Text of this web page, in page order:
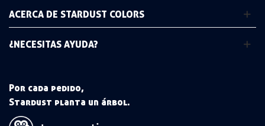
ACERCA DE STARDUST COLORS
¿NECESITAS AYUDA?
Por cada pedido,
Stardust planta un árbol.